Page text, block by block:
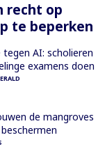
recht op
te beperken
AI: scholieren
examens doen
de mangroves